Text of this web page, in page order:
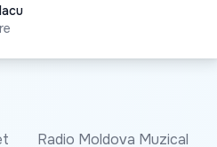
Radio Moldova Muzical